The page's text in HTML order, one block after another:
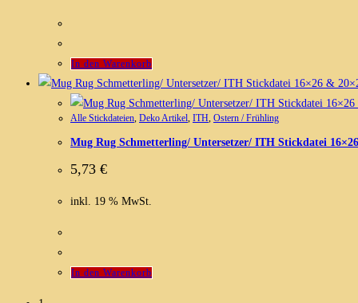
In den Warenkorb
Alle Stickdateien, Deko Artikel, ITH, Ostern / Frühling
Mug Rug Schmetterling/ Untersetzer/ ITH Stickdatei
5,73 €
inkl. 19 % MwSt.
In den Warenkorb